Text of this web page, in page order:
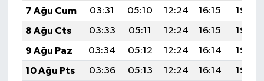
7 Ağu Cum
03:31 05:10 12:24 16:15
19:28
8 Ağu Cts
03:33 05:11 12:24 16:15
19:27
9 Ağu Paz
03:34 05:12 12:24 16:14
19:26
10 Ağu Pts
03:36 05:13 12:24 16:14
19:25
OTOMOTİV
Resmi İlanlar
SAĞLIK